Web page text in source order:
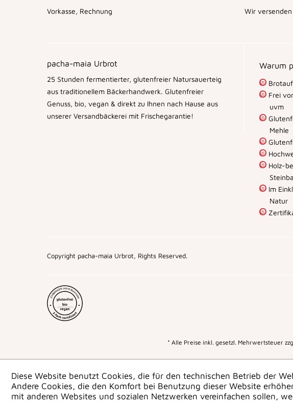
Vorkasse, Rechnung Wir
pacha-maia Urbrot
25 Stunden fermentierter, glutenfreier Natursauerteig
aus traditionellem Bäckerhandwerk. Glutenfreier
Genuss, bio, vegan & direkt zu Ihnen nach Hause aus
unserer Versandbäckerei mit Frischegarantie!
Warum
Frei
uvm
Mehle
Holz-
Im
Natur
* Alle Preise inkl. gesetzl. Mehrwertsteuer
Copyright pacha-maia Urbrot, Rights Reserved.
Diese Website benutzt Cookies, die für den technischen Betrieb der
Andere Cookies, die den Komfort bei Benutzung dieser Website
mit anderen Websites und sozialen Netzwerken vereinfachen sollen,